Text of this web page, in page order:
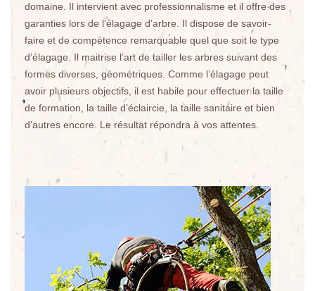
domaine. Il intervient avec professionnalisme et il offre des
garanties lors de l’élagage d’arbre. Il dispose de savoir-
faire et de compétence remarquable quel que soit le type
d’élagage. Il maitrise l’art de tailler les arbres suivant des
formes diverses, géométriques. Comme l’élagage peut
avoir plusieurs objectifs, il est habile pour effectuer la taille
de formation, la taille d’éclaircie, la taille sanitaire et bien
d’autres encore. Le résultat répondra à vos attentes.